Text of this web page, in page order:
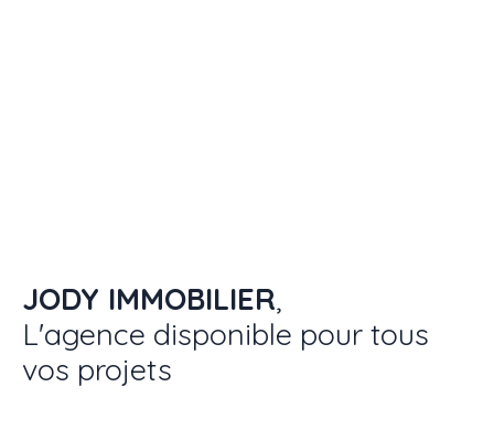
JODY IMMOBILIER,
L'agence disponible pour tous
vos projets